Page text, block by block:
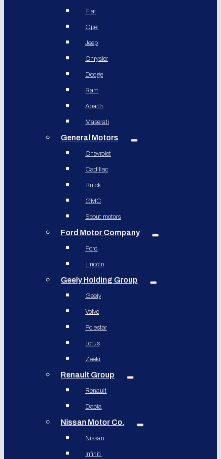
Fiat
Opel
Jeep
Chrysler
Dodge
Ram
Abarth
Maserati
General Motors
Chevrolet
Cadillac
Buick
GMC
Scout motors
Ford Motor Company
Ford
Lincoln
Geely Holding Group
Geely
Volvo
Polestar
Lotus
Zeekr
Renault Group
Renault
Dacia
Nissan Motor Co.
Nissan
Infiniti